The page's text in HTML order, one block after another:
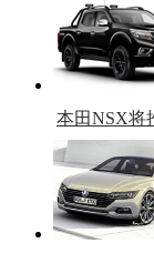
本田NSX将
车型